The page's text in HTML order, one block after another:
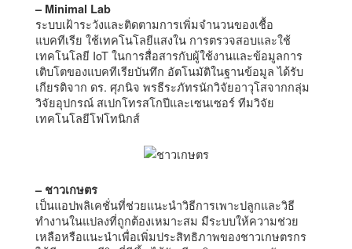
– Minimal Lab
ระบบเฝ้าระวังและติดตามการเพิ่มจํานวนของเชื้อ
แบคทีเรีย ใช้เทคโนโลยีแสงใน การตรวจสอบและใช้
เทคโนโลยี IoT ในการสื่อสารกับผู้ใช้งานและข้อมูลการ
เติบโตของแบคทีเรียบันทึก อัตโนมัติในฐานข้อมูล ได้รับ
เกียรติจาก ดร. ศุภนิจ พรธีระภัทรนักวิจัยอาวุโสจากกลุ่ม
วิจัยอุปกรณ์ สเปกโทรสโกปีและเซนเซอร์ ทีมวิจัย
เทคโนโลยีโฟโทนิกส์
– ชาวเกษตร
เป็นแอปพลิเคชั่นที่ช่วยแนะนำวิธีการเพาะปลูกและวิธี
ทำงานในแปลงที่ถูกต้องเหมาะสม มีระบบให้ความช่วย
เหลือหรือแนะนำเพื่อเพิ่มประสิทธิภาพของชาวเกษตรกร